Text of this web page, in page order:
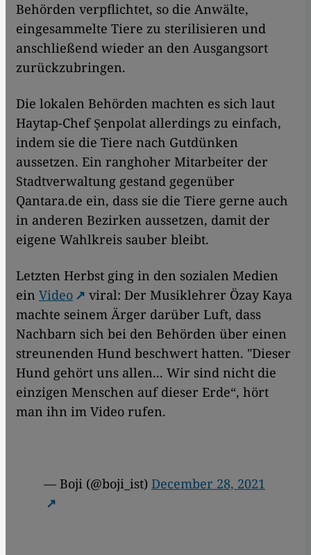
Behörden verpflichtet, so die Anwälte,
eingesammelte Tiere zu sterilisieren und
anschließend wieder an den Ausgangsort
zurückzubringen.
Die lokalen Behörden machten es sich laut
Haytap-Chef Şenpolat allerdings zu einfach,
indem sie die Tiere nach Gutdünken
aussetzen. Ein ranghoher Mitarbeiter der
Stadtverwaltung gestand gegenüber
Qantara.de ein, dass sie die Tiere gerne auch
in anderen Bezirken aussetzen, damit der
eigene Wahlkreis sauber bleibt.
Letzten Herbst ging in den sozialen Medien
ein Video
viral: Der Musiklehrer Özay Kaya
machte seinem Ärger darüber Luft, dass
Nachbarn sich bei den Behörden über einen
streunenden Hund beschwert hatten. "Dieser
Hund gehört uns allen... Wir sind nicht die
einzigen Menschen auf dieser Erde“, hört
man ihn im Video rufen.
— Boji (@boji_ist) December 28, 2021